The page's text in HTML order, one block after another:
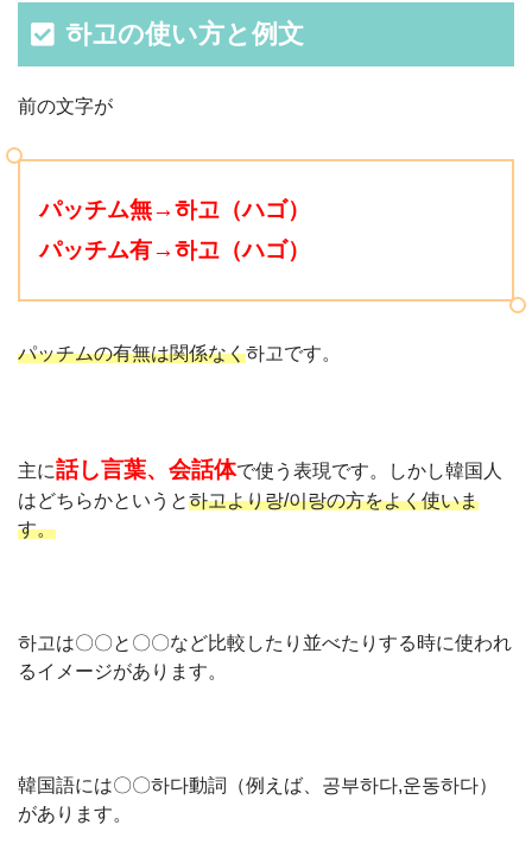
하고の使い方と例文
前の文字が
パッチム無→하고（ハゴ）
パッチム有→하고（ハゴ）
パッチムの有無は関係なく하고です。
主に話し言葉、会話体で使う表現です。しかし韓国人
はどちらかというと하고より랑/이랑の方をよく使いま
す。
하고は〇〇と〇〇など比較したり並べたりする時に使われ
るイメージがあります。
韓国語には〇〇하다動詞（例えば、공부하다,운동하다）
があります。